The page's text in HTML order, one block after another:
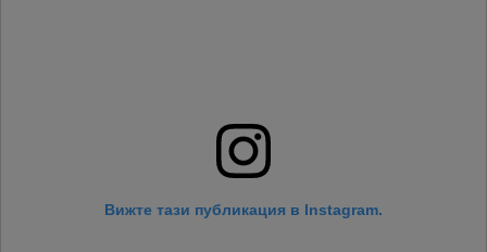
Вижте тази публикация в Instagram.